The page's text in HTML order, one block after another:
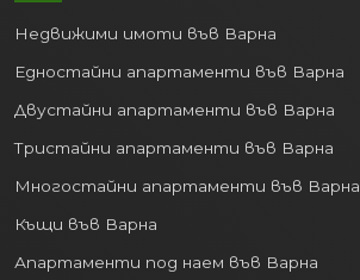
Недвижими имоти във Варна
Едностайни апартаменти във Варна
Двустайни апартаменти във Варна
Тристайни апартаменти във Варна
Многостайни апартаменти във Варна
Къщи във Варна
Апартаменти под наем във Варна